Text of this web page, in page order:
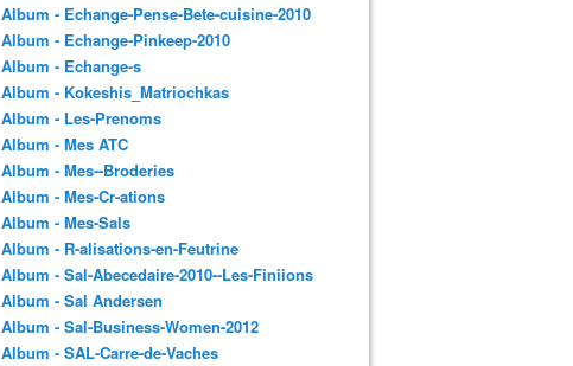
Album - Echange-Pense-Bete-cuisine-2010
Album - Echange-Pinkeep-2010
Album - Echange-s
Album - Kokeshis_Matriochkas
Album - Les-Prenoms
Album - Mes ATC
Album - Mes--Broderies
Album - Mes-Cr-ations
Album - Mes-Sals
Album - R-alisations-en-Feutrine
Album - Sal-Abecedaire-2010--Les-Finiions
Album - Sal Andersen
Album - Sal-Business-Women-2012
Album - SAL-Carre-de-Vaches